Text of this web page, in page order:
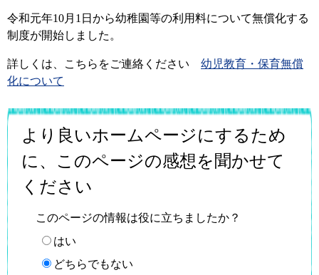
令和元年10月1日から幼稚園等の利用料について無償化する
制度が開始しました。
詳しくは、こちらをご連絡ください 幼児教育・保育無償
化について
より良いホームページにするため
に、このページの感想を聞かせて
ください
このページの情報は役に立ちましたか？
はい
どちらでもない